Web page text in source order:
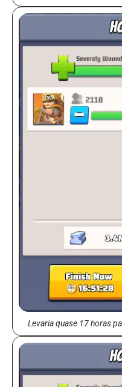
Levaria quase 17 horas